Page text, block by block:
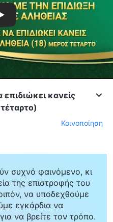
κανείς
Κοινοποίηση
συχνό φαινόμενο, κι
της επιστροφής του
να υποδεχθούμε
εγκάρδια να
να βρείτε τον τρόπο.